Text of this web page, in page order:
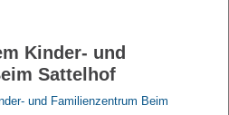
Kinder- und
Sattelhof